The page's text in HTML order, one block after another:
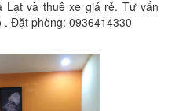
Lạt và thuê xe giá rẻ. Tư vấn
Đặt phòng: 0936414330